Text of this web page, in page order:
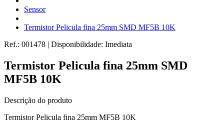
Sensor
Termistor Pelicula fina 25mm SMD MF5B 10K
Ref.: 001478 | Disponibilidade: Imediata
Termistor Pelicula fina 25mm SMD
MF5B 10K
Descrição do produto
Termistor Pelicula fina 25mm MF5B 10K